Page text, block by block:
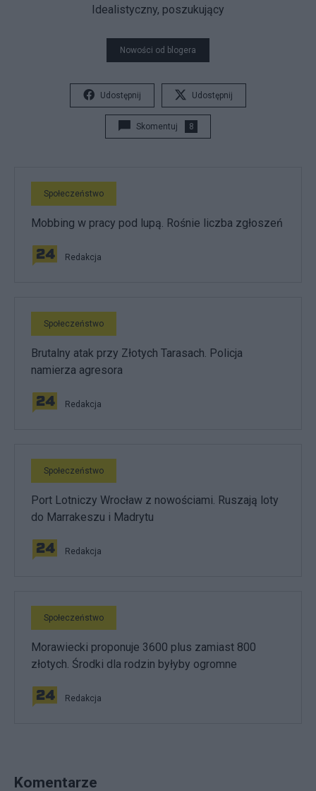
Idealistyczny, poszukujący
Nowości od blogera
Udostępnij Udostępnij
Skomentuj 8
Społeczeństwo
Mobbing w pracy pod lupą. Rośnie liczba zgłoszeń
Redakcja
Społeczeństwo
Brutalny atak przy Złotych Tarasach. Policja
namierza agresora
Redakcja
Społeczeństwo
Port Lotniczy Wrocław z nowościami. Ruszają loty
do Marrakeszu i Madrytu
Redakcja
Społeczeństwo
Morawiecki proponuje 3600 plus zamiast 800
złotych. Środki dla rodzin byłyby ogromne
Redakcja
Komentarze